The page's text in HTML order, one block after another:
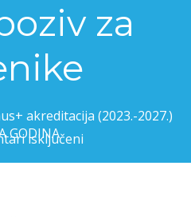
za
akreditacija (2023.-2027.)
GODINA
isključeni